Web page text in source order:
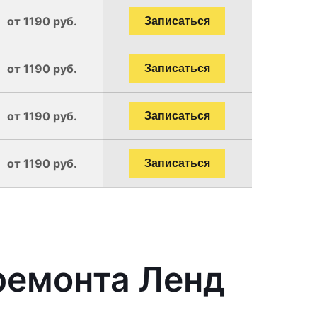
от 1190 руб. Записаться
от 1190 руб. Записаться
от 1190 руб. Записаться
от 1190 руб. Записаться
Ленд